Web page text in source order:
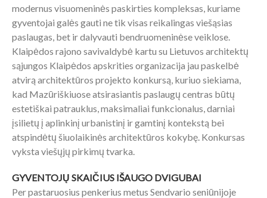
modernus visuomeninės paskirties kompleksas, kuriame
gyventojai galės gauti ne tik visas reikalingas viešąsias
paslaugas, bet ir dalyvauti bendruomeninėse veiklose.
Klaipėdos rajono savivaldybė kartu su Lietuvos architektų
sąjungos Klaipėdos apskrities organizacija jau paskelbė
atvirą architektūros projekto konkursą, kuriuo siekiama,
kad Mazūriškiuose atsirasiantis paslaugų centras būtų
estetiškai patrauklus, maksimaliai funkcionalus, darniai
įsilietų į aplinkinį urbanistinį ir gamtinį kontekstą bei
atspindėtų šiuolaikinės architektūros kokybę. Konkursas
vyksta viešųjų pirkimų tvarka.
GYVENTOJŲ SKAIČIUS IŠAUGO DVIGUBAI
Per pastaruosius penkerius metus Sendvario seniūnijoje